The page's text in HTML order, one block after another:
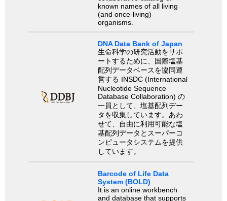
known names of all living
(and once-living)
organisms.
DNA Data Bank of Japan
生命科学の研究活動をサポ
ートするために、国際塩基
配列データベースを協同運
営する INSDC (International
Nucleotide Sequence
Database Collaboration) の
一員として、塩基配列デー
タを収集しています。あわ
せて、自由に利用可能な塩
基配列データとスーパーコ
ンピュータシステムを提供
しています。
Barcode of Life Data
System (BOLD)
It is an online workbench
and database that supports